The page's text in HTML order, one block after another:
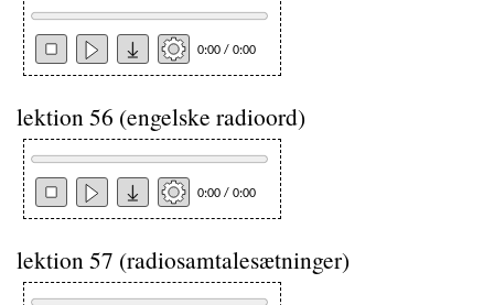
0:00 / 0:00
lektion 56 (engelske radioord)
0:00 / 0:00
lektion 57 (radiosamtalesætninger)